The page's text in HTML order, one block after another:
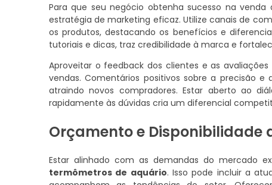
Para que seu negócio obtenha sucesso na venda
estratégia de marketing eficaz. Utilize canais de
os produtos, destacando os benefícios e
tutoriais e dicas, traz credibilidade à marca e
Aproveitar o feedback dos clientes e as
vendas. Comentários positivos sobre a precisão
atraindo novos compradores. Estar aberto ao
rapidamente às dúvidas cria um diferencial
Orçamento e Disponibilidade
Estar alinhado com as demandas do mercado
termômetros de aquário. Isso pode incluir a